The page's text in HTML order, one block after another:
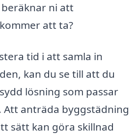
ni att
att ta?
tid i att samla in
kan du se till att du
lösning som passar
Att anträda byggstädning
sätt kan göra skillnad